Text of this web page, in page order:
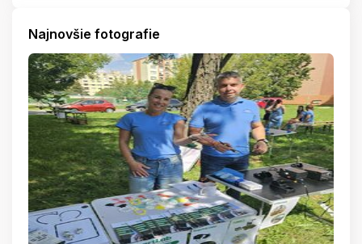
Najnovšie fotografie